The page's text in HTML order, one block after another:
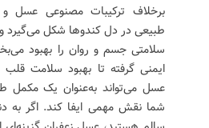
برخلاف ترکیبات مصنوعی عسل
طبیعی در دل کندوها شکل می‌گیرد
سلامتی جسم و روان را بهبود
ایمنی گرفته تا بهبود سلامت
عسل می‌تواند به‌عنوان یک مکمل
شما نقش مهمی ایفا کند. اگر به